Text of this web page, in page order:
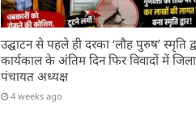
उद्घाटन से पहले ही दरका ‘लौह पुरुष’ स्मृति
कार्यकाल के अंतिम दिन फिर विवादों में जिला
पंचायत अध्यक्ष
4 weeks ago